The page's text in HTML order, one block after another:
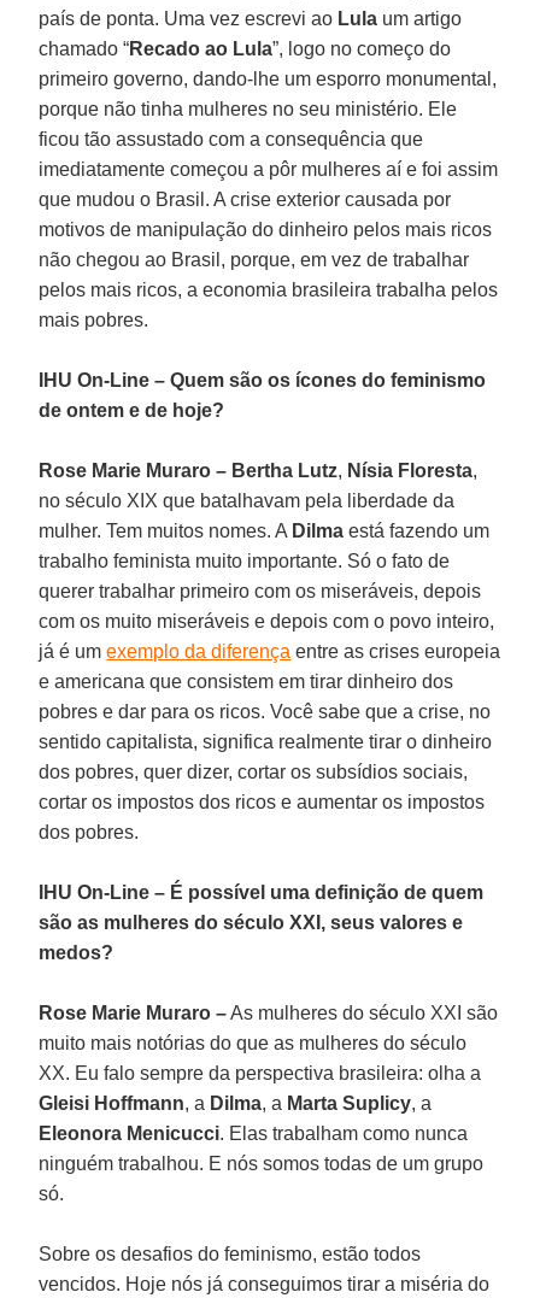
país de ponta. Uma vez escrevi ao Lula um artigo
chamado “Recado ao Lula”, logo no começo do
primeiro governo, dando-lhe um esporro monumental,
porque não tinha mulheres no seu ministério. Ele
ficou tão assustado com a consequência que
imediatamente começou a pôr mulheres aí e foi assim
que mudou o Brasil. A crise exterior causada por
motivos de manipulação do dinheiro pelos mais ricos
não chegou ao Brasil, porque, em vez de trabalhar
pelos mais ricos, a economia brasileira trabalha pelos
mais pobres.
IHU On-Line – Quem são os ícones do feminismo
de ontem e de hoje?
Rose Marie Muraro – Bertha Lutz, Nísia Floresta,
no século XIX que batalhavam pela liberdade da
mulher. Tem muitos nomes. A Dilmaestá fazendo um
trabalho feminista muito importante. Só o fato de
querer trabalhar primeiro com os miseráveis, depois
com os muito miseráveis e depois com o povo inteiro,
já é umexemplo da diferença entre as crises europeia
e americana que consistem em tirar dinheiro dos
pobres e dar para os ricos. Você sabe que a crise, no
sentido capitalista, significa realmente tirar o dinheiro
dos pobres, quer dizer, cortar os subsídios sociais,
cortar os impostos dos ricos e aumentar os impostos
dos pobres.
IHU On-Line – É possível uma definição de quem
são as mulheres do século XXI, seus valores e
medos?
Rose Marie Muraro –As mulheres do século XXI são
muito mais notórias do que as mulheres do século
XX. Eu falo sempre da perspectiva brasileira: olha a
Gleisi Hoffmann, a Dilma, a Marta Suplicy, a
Eleonora Menicucci. Elas trabalham como nunca
ninguém trabalhou. E nós somos todas de um grupo
só.
Sobre os desafios do feminismo, estão todos
vencidos. Hoje nós já conseguimos tirar a miséria do